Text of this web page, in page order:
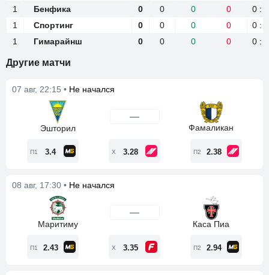
1
Бенфика 0 0 0 0
0 : 0
1
Спортинг 0 0 0 0
0 : 0
1
Гимарайнш 0 0 0 0 0 : 0
1
Бенфика
1
Спортинг
1
Гимарайнш
Другие матчи
07 авг, 22:15 • Не начался
Эшторил
—
Фамаликан
П1 3.4 Х 3.28 П2 2.38
08 авг, 17:30 • Не начался
Маритиму
—
Каса Пиа
П1 2.43 Х 3.35 П2 2.94